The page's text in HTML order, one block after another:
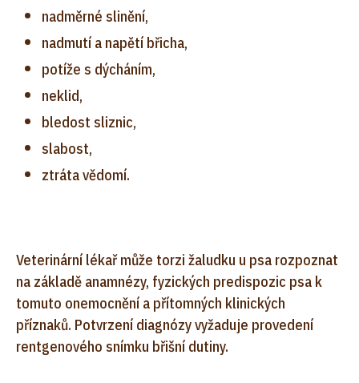
nadměrné slinění,
nadmutí a napětí břicha,
potíže s dýcháním,
neklid,
bledost sliznic,
slabost,
ztráta vědomí.
Veterinární lékař může torzi žaludku u psa rozpoznat
na základě anamnézy, fyzických predispozic psa k
tomuto onemocnění a přítomných klinických
příznaků. Potvrzení diagnózy vyžaduje provedení
rentgenového snímku břišní dutiny.